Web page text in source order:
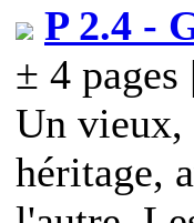
P 2.4 -
± 4 pages |
Un vieux,
héritage,